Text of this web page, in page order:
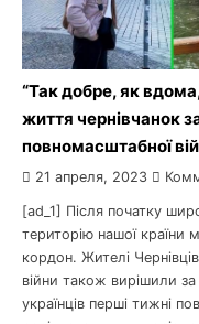
“Так добре, як
життя чернівчанок
повномасштабної
21 апреля, 2023
[ad_1] Після початку
територію нашої країни
кордон. Жителі
війни також вирішили
українців перші тижні